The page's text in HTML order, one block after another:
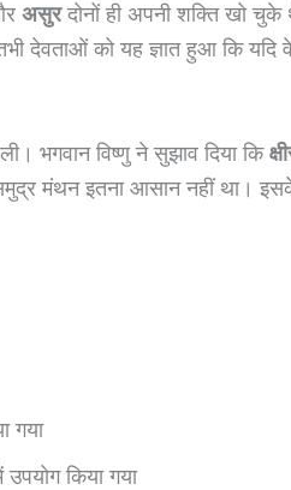
असुरदोनों ही अपनी शक्ति खो
देवताओं को यह ज्ञात हुआ कि यदि
भगवान विष्णु ने सुझाव दिया कि
मंथन इतना आसान नहीं था।
गया
किया गया